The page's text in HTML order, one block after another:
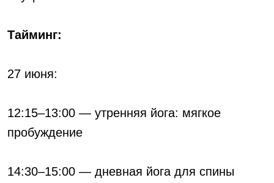
Тайминг:
27 июня:
12:15–13:00 — утренняя йога: мягкое
пробуждение
14:30–15:00 — дневная йога для спины